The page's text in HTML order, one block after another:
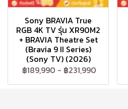
Sony BRAVIA True
RGB 4K TV รุ่น XR90M2
+ BRAVIA Theatre Set
(Bravia 9 II Series)
(Sony TV) (2026)
฿189,990 - ฿231,990